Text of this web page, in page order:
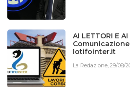
AI LETTORI E
Iotifointer.it
La Redazione,29/08/